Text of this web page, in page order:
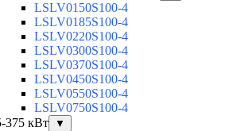
LSLV0150S100-4
LSLV0185S100-4
LSLV0220S100-4
LSLV0300S100-4
LSLV0370S100-4
LSLV0450S100-4
LSLV0550S100-4
LSLV0750S100-4
375 кВт
▼